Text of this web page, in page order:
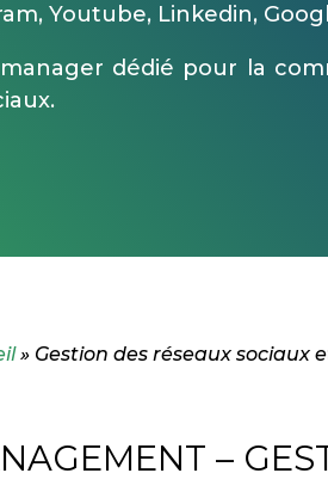
Youtube, Linkedin,
dédié pour la
» Gestion des réseaux
–